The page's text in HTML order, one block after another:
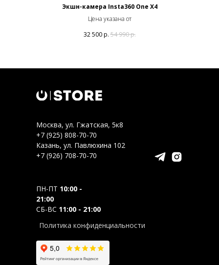
Экшн-камера Insta360 One X4
Цена указана от
32 500 р. 54 990р.
Москва, ул. Гжатская, 5к8
+7 (925) 808-70-70
Казань, ул. Павлюхина 102
+7 (926) 708-70-70
ПН-ПТ 10:00 -
21:00
СБ-ВС 11:00 - 21:00
Политика конфиденциальности